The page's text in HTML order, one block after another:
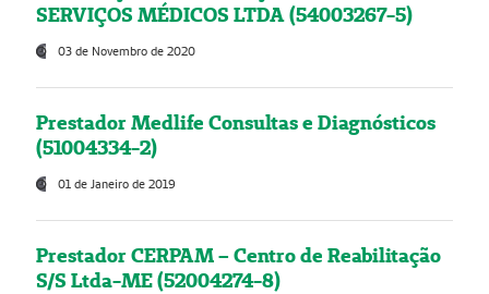
SERVIÇOS MÉDICOS LTDA (54003267-5)
03 de Novembro de 2020
Prestador Medlife Consultas e Diagnósticos
(51004334-2)
01 de Janeiro de 2019
Prestador CERPAM – Centro de Reabilitação
S/S Ltda-ME (52004274-8)